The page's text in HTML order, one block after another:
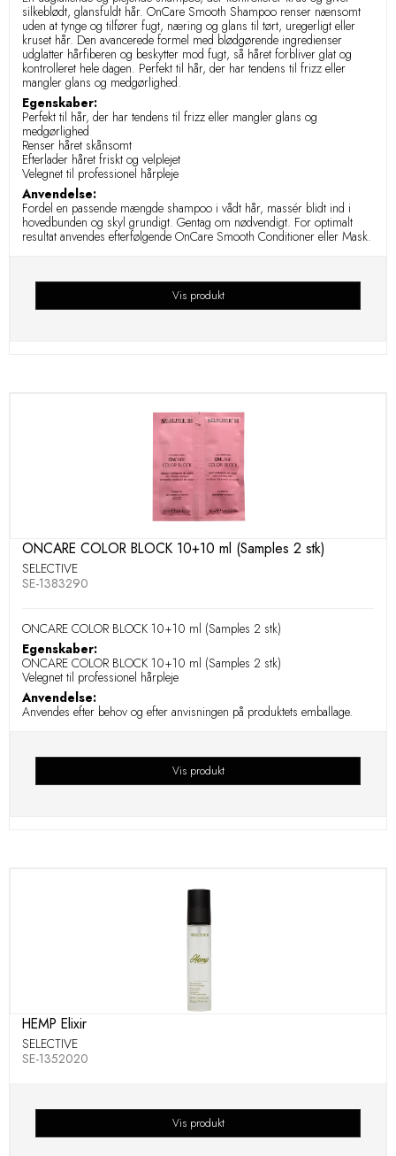
silkeblødt, glansfuldt hår. OnCare Smooth Shampoo renser nænsomt
uden at tynge og tilfører fugt, næring og glans til tørt, uregerligt eller
kruset hår. Den avancerede formel med blødgørende ingredienser
udglatter hårfiberen og beskytter mod fugt, så håret forbliver glat og
kontrolleret hele dagen. Perfekt til hår, der har tendens til frizz eller
mangler glans og medgørlighed.
Egenskaber:
Perfekt til hår, der har tendens til frizz eller mangler glans og
medgørlighed
Renser håret skånsomt
Efterlader håret friskt og velplejet
Velegnet til professionel hårpleje
Anvendelse:
Fordel en passende mængde shampoo i vådt hår, massér blidt ind i
hovedbunden og skyl grundigt. Gentag om nødvendigt. For optimalt
resultat anvendes efterfølgende OnCare Smooth Conditioner eller Mask.
Vis produkt
ONCARE COLOR BLOCK 10+10 ml (Samples 2 stk)
SELECTIVE
SE-1383290
ONCARE COLOR BLOCK 10+10 ml (Samples 2 stk)
Egenskaber:
ONCARE COLOR BLOCK 10+10 ml (Samples 2 stk)
Velegnet til professionel hårpleje
Anvendelse:
Anvendes efter behov og efter anvisningen på produktets emballage.
Vis produkt
HEMP Elixir
SELECTIVE
SE-1352020
Vis produkt